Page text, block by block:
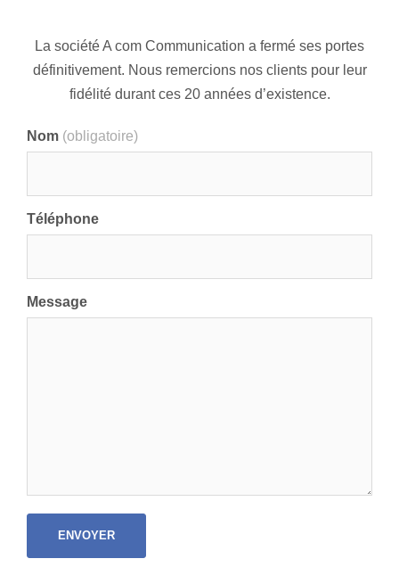
La société A com Communication a fermé ses portes
définitivement. Nous remercions nos clients pour leur
fidélité durant ces 20 années d’existence.
Nom (obligatoire)
Téléphone
Message
ENVOYER